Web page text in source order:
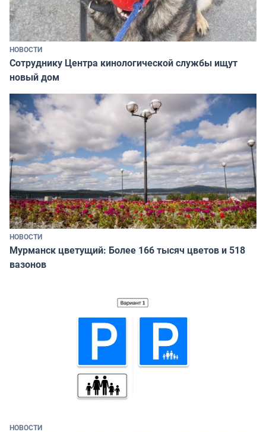
НОВОСТИ
Сотруднику Центра кинологической службы ищут
новый дом
НОВОСТИ
Мурманск цветущий: Более 166 тысяч цветов и 518
вазонов
НОВОСТИ